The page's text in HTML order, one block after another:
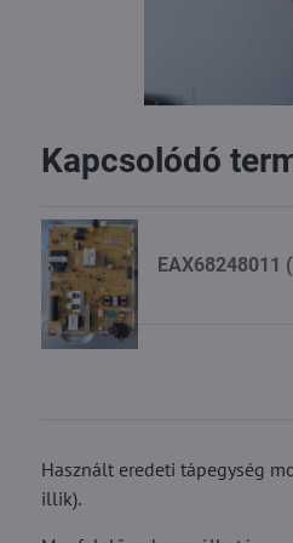
Használt eredeti tápegység
illik).
Kapcsolódó
EAX68248011